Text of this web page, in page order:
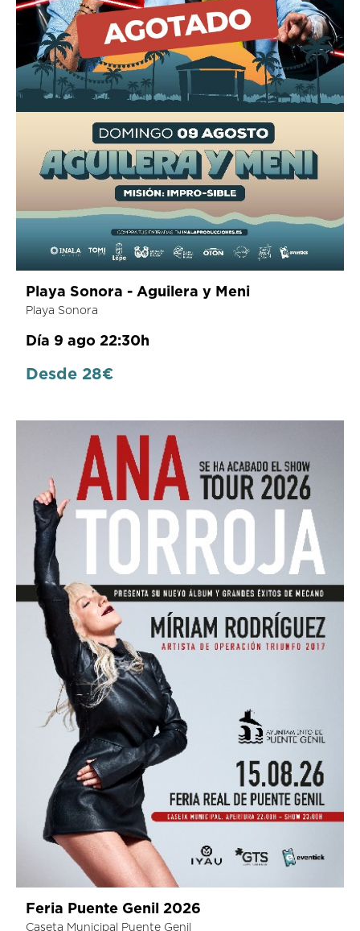
Playa Sonora - Aguilera y Meni
Playa Sonora
Día 9 ago 22:30h
Desde 28€
Feria Puente Genil 2026
Caseta Municipal Puente Genil